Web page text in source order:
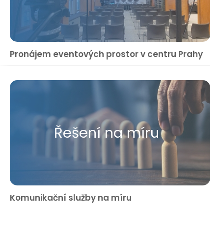
Pronájem eventových prostor v centru Prahy
Řešení na míru
Komunikační služby na míru